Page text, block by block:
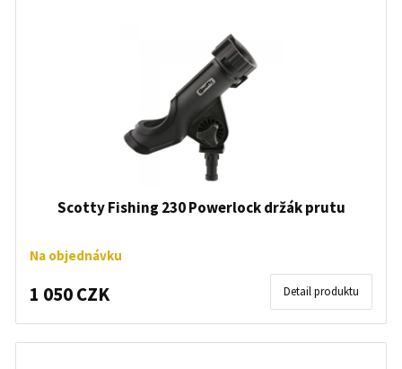
Scotty Fishing 230 Powerlock držák prutu
Na objednávku
1 050 CZK Detail produktu